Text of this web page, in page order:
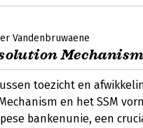
Vandenbruwaene
Mechanism
toezicht en
en het SSM
bankenunie, een